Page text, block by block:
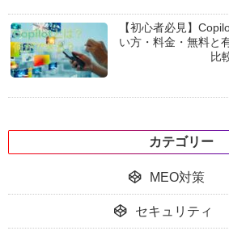
【初心者必見】
い方・料金・無料と
比
カテゴリー
MEO対策
セキュリティ